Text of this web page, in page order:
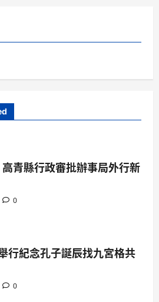
青縣行政審批辦事局外行新
0
行紀念孔子誕辰找九宮格共
0